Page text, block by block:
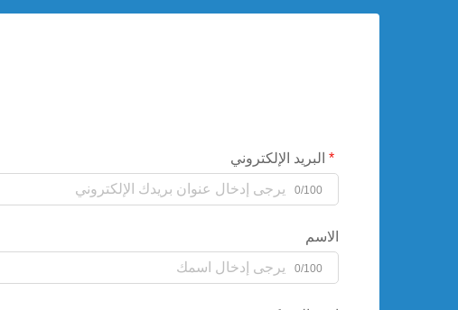
البريد الإلكتروني
0/100
الاسم
0/100